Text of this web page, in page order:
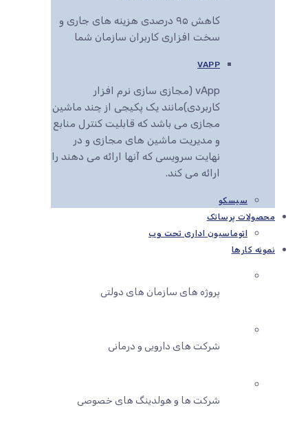
کاهش ۹۵ درصدی هزینه های جاری و
سخت افزاری کاربران سازمان شما
VAPP
vApp (مجازی سازی نرم افزار
کاربردی)مانند یک پکیجی از چند ماشین
مجازی می باشد که قابلیت کنترل منابع
و مدیریت ماشین های مجازی و در
نهایت سرویسی که آنها ارائه می دهند را
ارائه می کند.
سیسکو
محصولات پرساتک
اتوماسیون اداری تحت وب
نمونه کارها
پروژه های سازمان های دولتی
شرکت های دارویی و درمانی
شرکت ها و هولدینگ های خصوصی